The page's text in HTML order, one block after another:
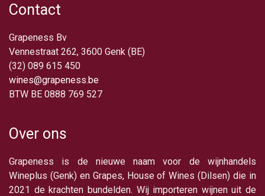
Contact
Grapeness Bv
Vennestraat 262, 3600 Genk (BE)
(32) 089 615 450
wines@grapeness.be
BTW BE 0888 769 527
Over ons
Grapeness is de nieuwe naam voor de wijnhandels
Wineplus (Genk) en Grapes, House of Wines (Dilsen) die in
2021 de krachten bundelden. Wij importeren wijnen uit de